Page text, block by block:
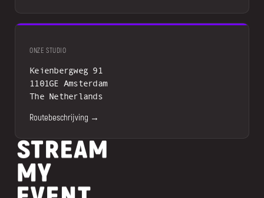
ONZE STUDIO
Keienbergweg 91
1101GE Amsterdam
The Netherlands
Routebeschrijving →